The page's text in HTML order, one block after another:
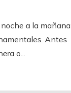
a la mañana
Antes
o...